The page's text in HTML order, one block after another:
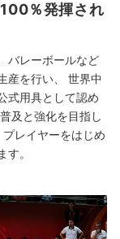
％発揮され
バレーボールなど
産を行い、 世界中
式用具として認め
及と強化を目指し
レイヤーをはじめ
。